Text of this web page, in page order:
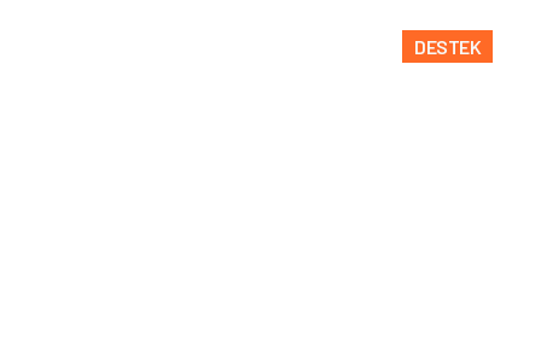
DESTEK